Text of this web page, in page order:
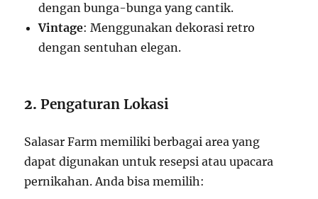
dengan bunga-bunga yang cantik.
Vintage: Menggunakan dekorasi retro
dengan sentuhan elegan.
2.Pengaturan Lokasi
Salasar Farm memiliki berbagai area yang
dapat digunakan untuk resepsi atau upacara
pernikahan. Anda bisa memilih: